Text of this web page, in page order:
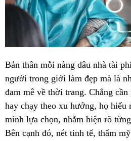
Bản thân mỗi nàng dâu nhà tài
người trong giới làm đẹp mà là
đam mê về thời trang. Chẳng
hay chạy theo xu hướng, họ hiểu
mình lựa chọn, nhằm hiện rõ
Bên cạnh đó, nét tinh tế, thẩm